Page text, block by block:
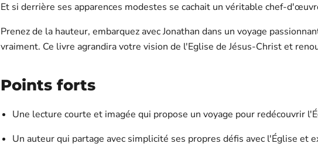
Et si derrière ses apparences modestes se cachait un véritable chef-
Prenez de la hauteur, embarquez avec Jonathan dans un voyage
vraiment. Ce livre agrandira votre vision de l'Eglise de Jésus-Christ et
Points forts
Une lecture courte et imagée qui propose un voyage pour redécouvrir
Un auteur qui partage avec simplicité ses propres défis avec l'Église et